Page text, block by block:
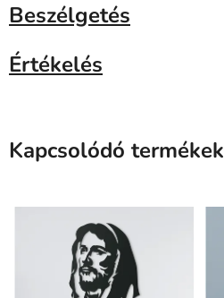
Beszélgetés
Értékelés
Kapcsolódó termékek